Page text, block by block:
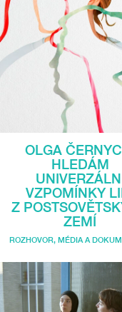
OLGA
HLEDÁM
VZPOMÍNKY
Z
ZEMÍ
ROZHOVOR MÉDIA A